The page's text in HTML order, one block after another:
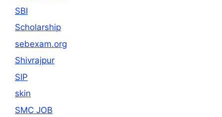
SBI
Scholarship
sebexam.org
Shivrajpur
SIP
skin
SMC JOB